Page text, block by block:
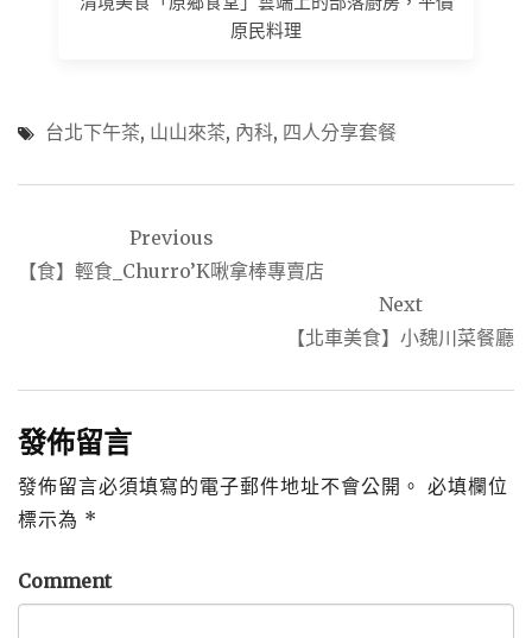
原民料理
台北下午茶, 山山來茶, 內科, 四人分享套餐
章
導
Previous
【食】輕食_Churro’K啾拿棒專賣店
Next
【北車美食】小魏川菜餐廳
發佈留言
發佈留言必須填寫的電子郵件地址不會公開。 必填欄位
標示為 *
Comment